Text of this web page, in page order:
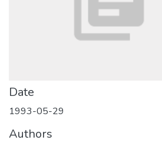
Date
1993-05-29
Authors